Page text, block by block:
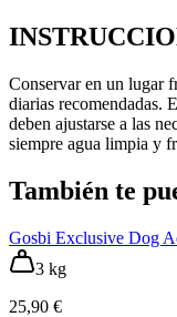
Conservar en un lugar
diarias recomendadas.
deben ajustarse a las
siempre agua limpia y
También te
Gosbi Exclusive Dog
3 kg
25,90 €